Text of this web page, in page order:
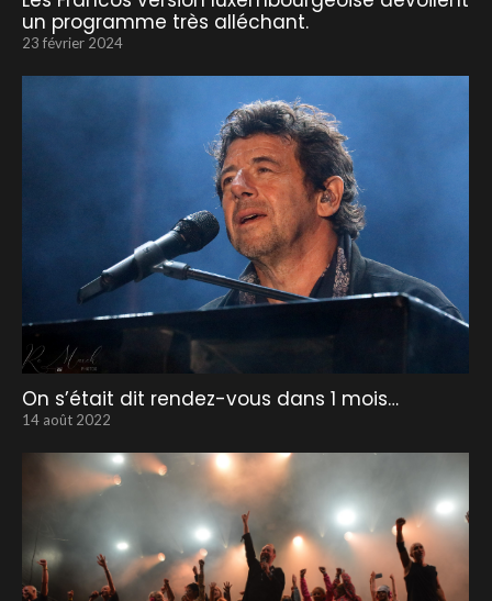
un programme très alléchant.
23 février 2024
On s’était dit rendez-vous dans 1 mois…
14 août 2022